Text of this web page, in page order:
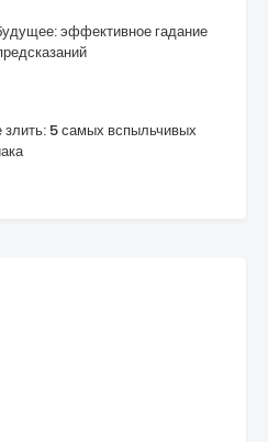
эффективное гадание
5 самых вспыльчивых